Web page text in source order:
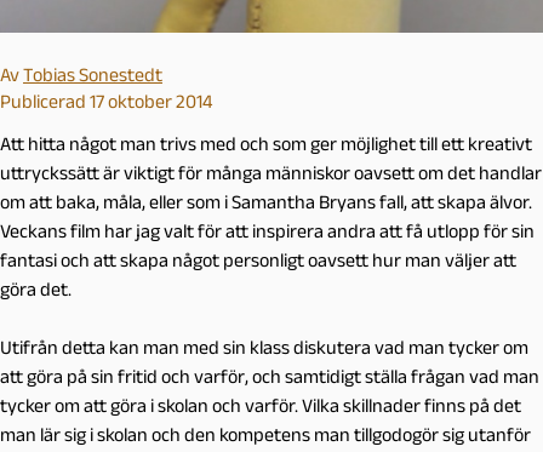
AvTobias Sonestedt
Publicerad 17 oktober 2014
Att hitta något man trivs med och som ger möjlighet till ett kreativt
uttryckssätt är viktigt för många människor oavsett om det handlar
om att baka, måla, eller som i Samantha Bryans fall, att skapa älvor.
Veckans film har jag valt för att inspirera andra att få utlopp för sin
fantasi och att skapa något personligt oavsett hur man väljer att
göra det.
Utifrån detta kan man med sin klass diskutera vad man tycker om
att göra på sin fritid och varför, och samtidigt ställa frågan vad man
tycker om att göra i skolan och varför. Vilka skillnader finns på det
man lär sig i skolan och den kompetens man tillgodogör sig utanför